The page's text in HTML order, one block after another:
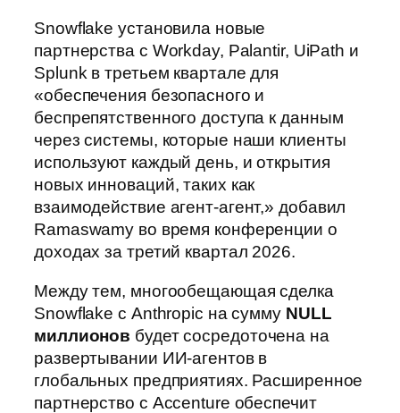
Snowflake установила новые
партнерства с Workday, Palantir, UiPath и
Splunk в третьем квартале для
«обеспечения безопасного и
беспрепятственного доступа к данным
через системы, которые наши клиенты
используют каждый день, и открытия
новых инноваций, таких как
взаимодействие агент-агент,» добавил
Ramaswamy во время конференции о
доходах за третий квартал 2026.
Между тем, многообещающая сделка
Snowflake с Anthropic на сумму NULL
миллионов будет сосредоточена на
развертывании ИИ-агентов в
глобальных предприятиях. Расширенное
партнерство с Accenture обеспечит